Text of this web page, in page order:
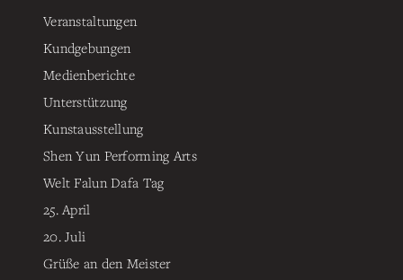
Veranstaltungen
Kundgebungen
Medienberichte
Unterstützung
Kunstausstellung
Shen Yun Performing Arts
Welt Falun Dafa Tag
25. April
20. Juli
Grüße an den Meister